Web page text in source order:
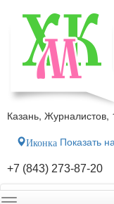
Казань, Журналистов,
Иконка Показать
+7 (843) 273-87-20